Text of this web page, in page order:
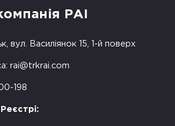
РАІ
вул. Василіянок 15, 1-й поверх
rai@trkrai.com
198